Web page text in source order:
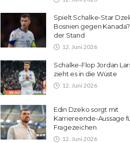
Spielt Schalke-Star
Bosnien gegen
der Stand
12. Juni 2026
Schalke-Flop Jordan
zieht es in die Wüste
12. Juni 2026
Edin Dzeko sorgt mit
Karriereende-Aussage
Fragezeichen
12. Juni 2026